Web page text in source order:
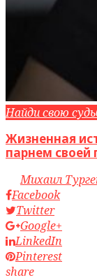
Найди свою
Жизненная
парнем своей
byМихаил
Facebook
Twitter
Google+
LinkedIn
Pinterest
share